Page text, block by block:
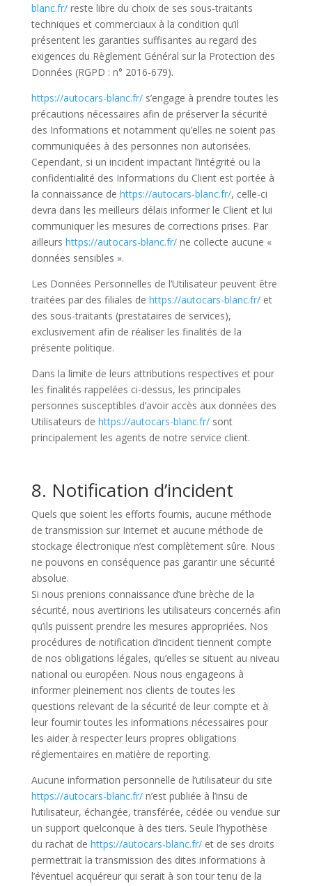
blanc.fr/reste libre du choix de ses sous-traitants
techniques et commerciaux à la condition qu’il
présentent les garanties suffisantes au regard des
exigences du Règlement Général sur la Protection des
Données (RGPD : n° 2016-679).
https://autocars-blanc.fr/s’engage à prendre toutes les
précautions nécessaires afin de préserver la sécurité
des Informations et notamment qu’elles ne soient pas
communiquées à des personnes non autorisées.
Cependant, si un incident impactant l’intégrité ou la
confidentialité des Informations du Client est portée à
la connaissance de https://autocars-blanc.fr/, celle-ci
devra dans les meilleurs délais informer le Client et lui
communiquer les mesures de corrections prises. Par
ailleurs https://autocars-blanc.fr/ne collecte aucune «
données sensibles ».
Les Données Personnelles de l’Utilisateur peuvent être
traitées par des filiales de https://autocars-blanc.fr/et
des sous-traitants (prestataires de services),
exclusivement afin de réaliser les finalités de la
présente politique.
Dans la limite de leurs attributions respectives et pour
les finalités rappelées ci-dessus, les principales
personnes susceptibles d’avoir accès aux données des
Utilisateurs de https://autocars-blanc.fr/sont
principalement les agents de notre service client.
8. Notification d’incident
Quels que soient les efforts fournis, aucune méthode
de transmission sur Internet et aucune méthode de
stockage électronique n’est complètement sûre. Nous
ne pouvons en conséquence pas garantir une sécurité
absolue.
Si nous prenions connaissance d’une brèche de la
sécurité, nous avertirions les utilisateurs concernés afin
qu’ils puissent prendre les mesures appropriées. Nos
procédures de notification d’incident tiennent compte
de nos obligations légales, qu’elles se situent au niveau
national ou européen. Nous nous engageons à
informer pleinement nos clients de toutes les
questions relevant de la sécurité de leur compte et à
leur fournir toutes les informations nécessaires pour
les aider à respecter leurs propres obligations
réglementaires en matière de reporting.
Aucune information personnelle de l’utilisateur du site
https://autocars-blanc.fr/n’est publiée à l’insu de
l’utilisateur, échangée, transférée, cédée ou vendue sur
un support quelconque à des tiers. Seule l’hypothèse
du rachat de https://autocars-blanc.fr/et de ses droits
permettrait la transmission des dites informations à
l’éventuel acquéreur qui serait à son tour tenu de la